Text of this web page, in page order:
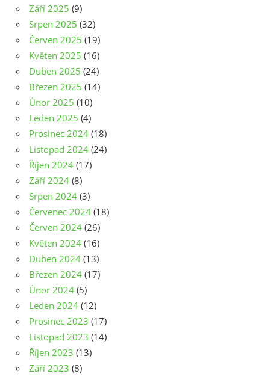
Září 2025 (9)
Srpen 2025 (32)
Červen 2025 (19)
Květen 2025 (16)
Duben 2025 (24)
Březen 2025 (14)
Únor 2025 (10)
Leden 2025 (4)
Prosinec 2024 (18)
Listopad 2024 (24)
Říjen 2024 (17)
Září 2024 (8)
Srpen 2024 (3)
Červenec 2024 (18)
Červen 2024 (26)
Květen 2024 (16)
Duben 2024 (13)
Březen 2024 (17)
Únor 2024 (5)
Leden 2024 (12)
Prosinec 2023 (17)
Listopad 2023 (14)
Říjen 2023 (13)
Září 2023 (8)